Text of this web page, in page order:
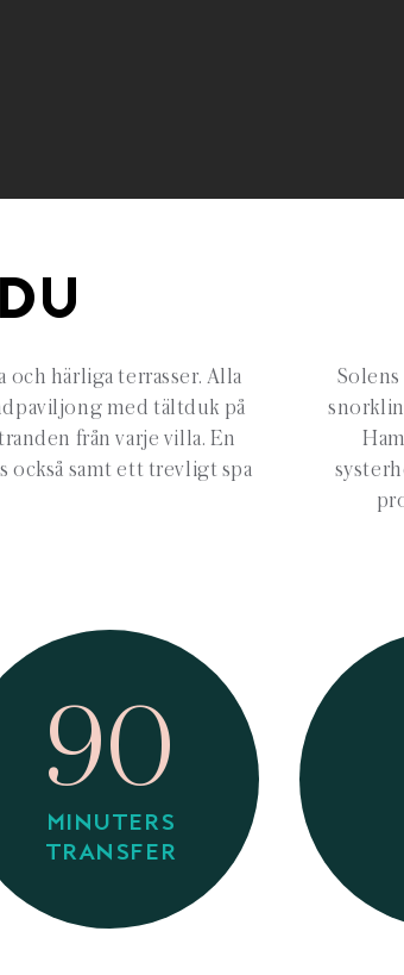
härliga terrasser. Alla
med tältduk på
från varje villa. En
också samt ett trevligt spa
90
MINUTERS
TRANSFER